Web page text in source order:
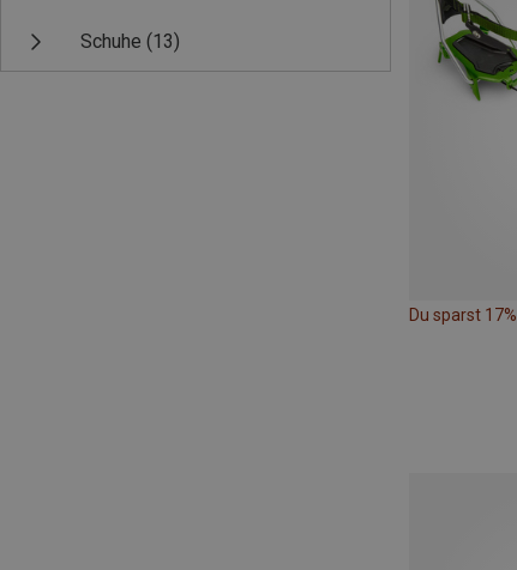
Schuhe (13)
Du sparst 17%